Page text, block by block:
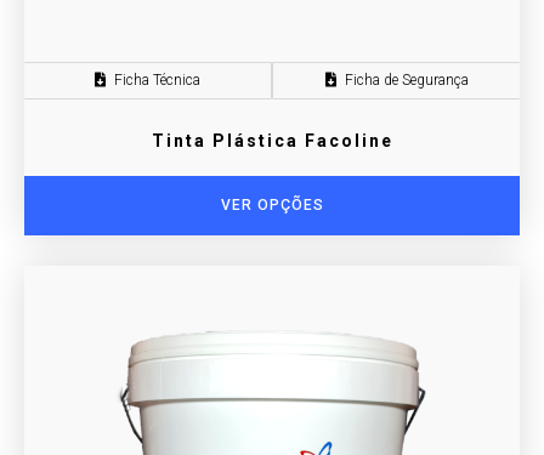
Ficha Técnica Ficha de Segurança
Tinta Plástica Facoline
VER OPÇÕES